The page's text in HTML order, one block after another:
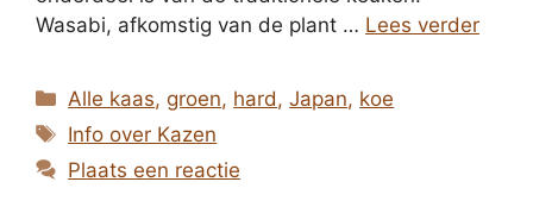
Wasabi, afkomstig van de plant … Lees verder
Categorieën
Alle kaas,groen, hard,Japan, koe
Tags
Info over Kazen
Plaats een reactie